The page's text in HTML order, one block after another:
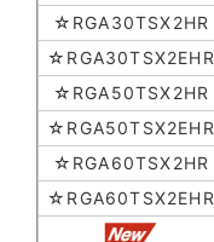
☆RGA30TSX2HR
☆RGA30TSX2EHR
☆RGA50TSX2HR
☆RGA50TSX2EHR
☆RGA60TSX2HR
☆RGA60TSX2EHR